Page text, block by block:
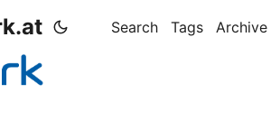
Search Tags Archive